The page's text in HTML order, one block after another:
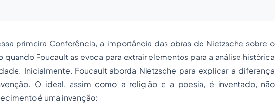
primeira Conferência, a importância das obras de Nietzsche sobre o
quando Foucault as evoca para extrair elementos para a análise histórica
Inicialmente, Foucault aborda Nietzsche para explicar a diferença
O ideal, assim como a religiãoe a poesia, é inventado, não
é uma invenção: